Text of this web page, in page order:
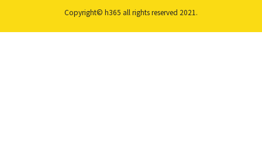
Copyright© h365 all rights reserved 2021.